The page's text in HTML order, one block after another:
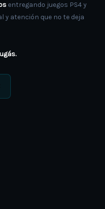
entregando juegos PS4 y
y atención que no te deja